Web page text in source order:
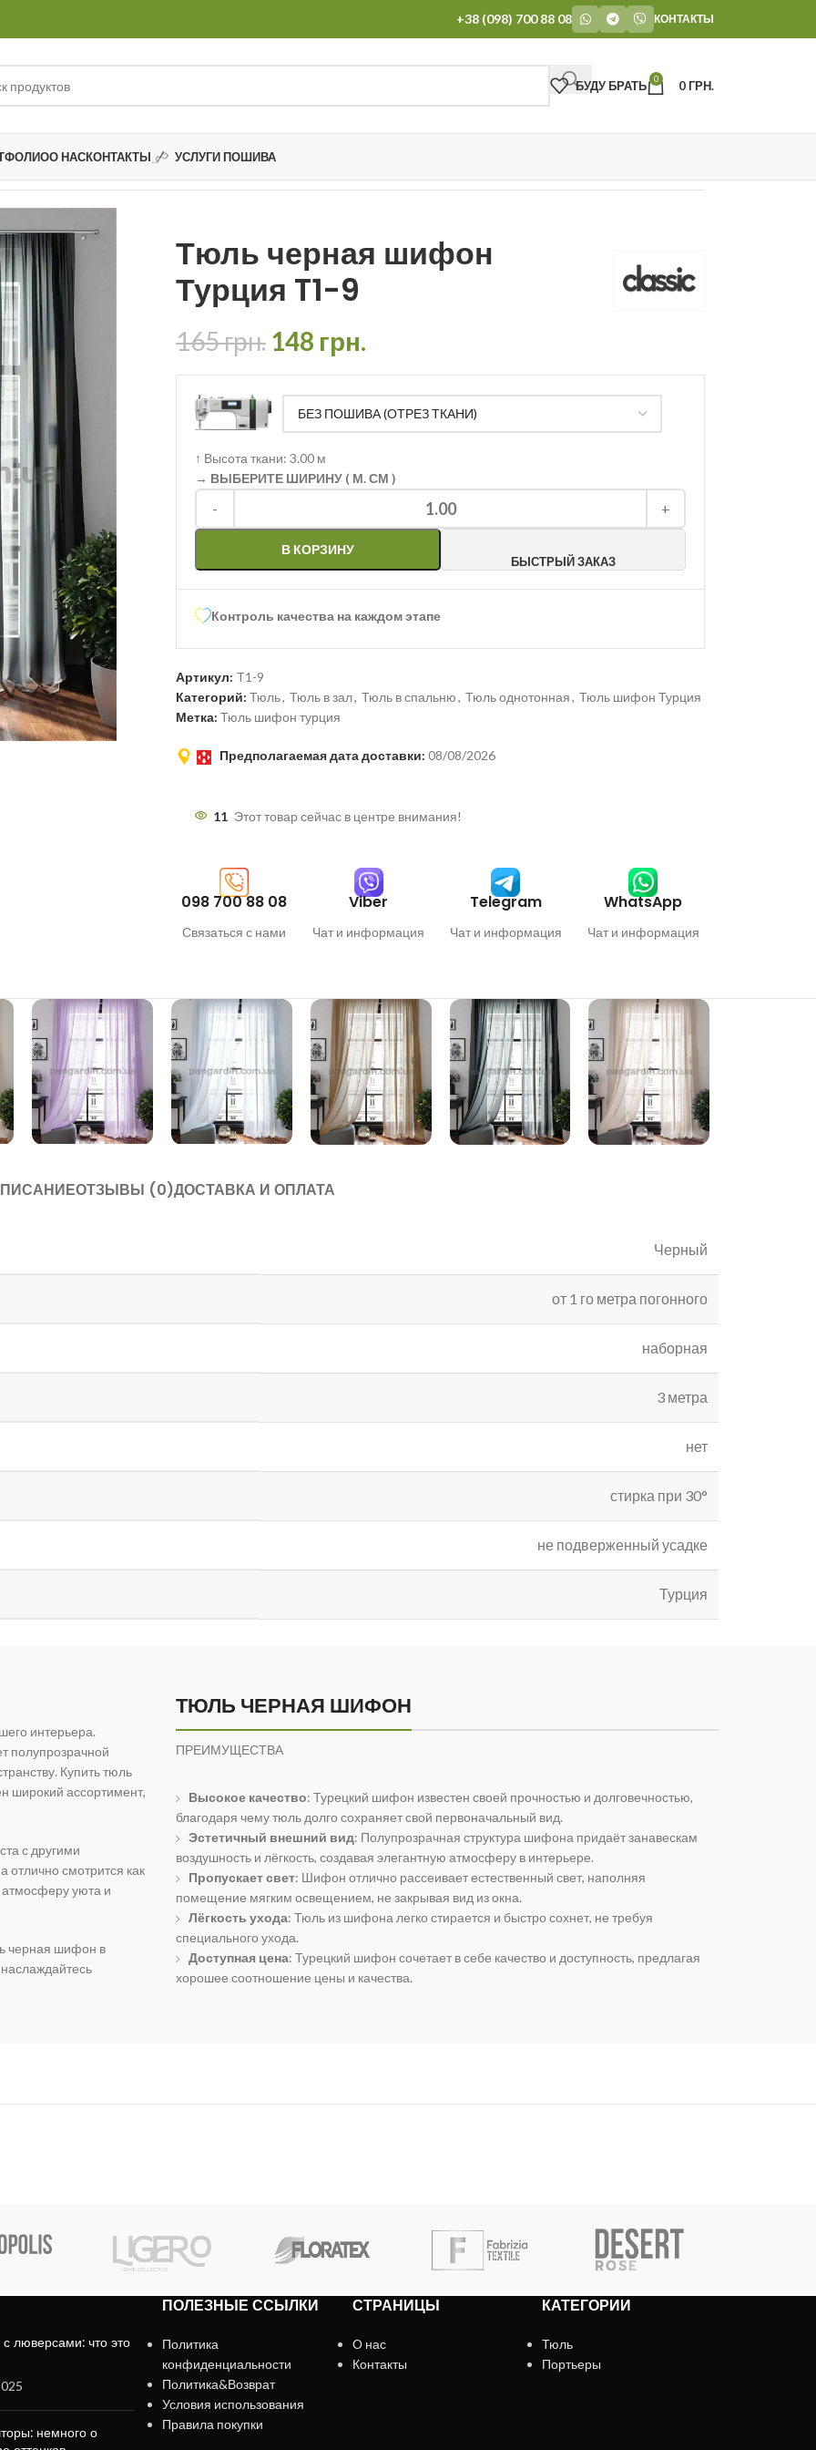
+38 (098) 700 88 08 КОНТАКТЫ
БУДУ БРАТЬ 0 0ГРН.
О НАСКОНТАКТЫ УСЛУГИ ПОШИВА
Тюль черная шифон
Турция T1-9
165грн. 148 грн.
↑ Высота ткани: 3.00 м
→ ВЫБЕРИТЕ ШИРИНУ ( М. СМ )
- +
1.00
В КОРЗИНУ
БЫСТРЫЙ ЗАКАЗ
Контроль качества на каждом этапе
Артикул: T1-9
Категорий: Тюль, Тюль в зал, Тюль в спальню, Тюль однотонная, Тюль шифон Турция
Метка: Тюль шифон турция
Предполагаемая дата доставки: 08/08/2026
11 Этот товар сейчас в центре внимания!
098 700 88 08
Связаться с нами
Viber
Чат и информация
Telegram
Чат и информация
WhatsApp
Чат и информация
ОТЗЫВЫ (0)ДОСТАВКА И ОПЛАТА
Черный
от 1 го метра погонного
наборная
3 метра
нет
стирка при 30°
не подверженный усадке
Турция
интерьера.
полупрозрачной
Купить тюль
широкий ассортимент,
с другими
отлично смотрится как
атмосферу уюта и
черная шифон в
ТЮЛЬ ЧЕРНАЯ ШИФОН
ПРЕИМУЩЕСТВА
Высокое качество: Турецкий шифон известен своей прочностью и долговечностью,
благодаря чему тюль долго сохраняет свой первоначальный вид.
Эстетичный внешний вид: Полупрозрачная структура шифона придаёт занавескам
воздушность и лёгкость, создавая элегантную атмосферу в интерьере.
Пропускает свет: Шифон отлично рассеивает естественный свет, наполняя
помещение мягким освещением, не закрывая вид из окна.
Лёгкость ухода: Тюль из шифона легко стирается и быстро сохнет, не требуя
специального ухода.
Доступная цена: Турецкий шифон сочетает в себе качество и доступность, предлагая
хорошее соотношение цены и качества.
люверсами: что это
немного о
ПОЛЕЗНЫЕ ССЫЛКИ
Политика
конфиденциальности
Политика&Возврат
Условия использования
Правила покупки
СТРАНИЦЫ
О нас
Контакты
КАТЕГОРИИ
Тюль
Портьеры